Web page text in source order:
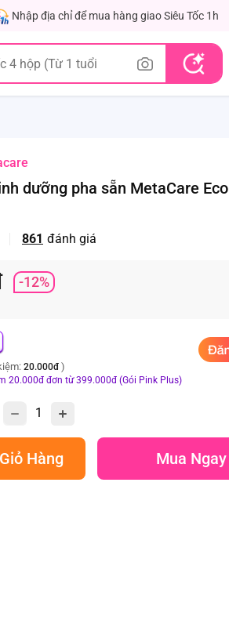
Nhập địa chỉ để mua hàng giao Siêu Tốc 1h
dưỡng pha sẵn MetaCare
861 đánh giá
-12%
20.000đ )
20.000đ đơn từ 399.000đ (Gói Pink Plus)
Hàng Mua Ngay